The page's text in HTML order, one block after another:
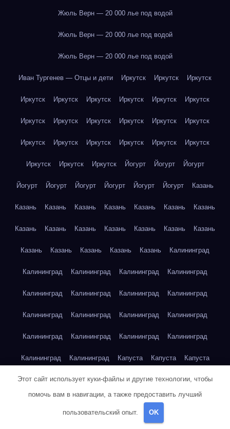
Жюль Верн — 20 000 лье под водой
Жюль Верн — 20 000 лье под водой
Жюль Верн — 20 000 лье под водой
Иван Тургенев — Отцы и дети Иркутск Иркутск Иркутск
Иркутск Иркутск Иркутск Иркутск Иркутск Иркутск
Иркутск Иркутск Иркутск Иркутск Иркутск Иркутск
Иркутск Иркутск Иркутск Иркутск Иркутск Иркутск
Иркутск Иркутск Иркутск Йогурт Йогурт Йогурт
Йогурт Йогурт Йогурт Йогурт Йогурт Йогурт Казань
Казань Казань Казань Казань Казань Казань Казань
Казань Казань Казань Казань Казань Казань Казань
Казань Казань Казань Казань Казань Калининград
Калининград Калининград Калининград Калининград
Калининград Калининград Калининград Калининград
Калининград Калининград Калининград Калининград
Калининград Калининград Калининград Калининград
Калининград Калининград Капуста Капуста Капуста
Капуста Капуста Капуста Капуста Капуста Капуста
Картофель
Картофель Картофель
Этот сайт использует куки-файлы и другие технологии, чтобы
помочь вам в навигации, а также предоставить лучший
пользовательский опыт. OK